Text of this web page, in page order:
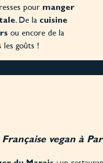
pourmanger
. De la cuisine
ou encore de la
les goûts !
Française vegan à